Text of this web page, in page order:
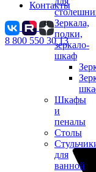
Зеркала,
полки,
зеркало-
шкаф
Шкафы
и
пеналы
Столы
для
ванной
Контакты
8 800 550 30 13